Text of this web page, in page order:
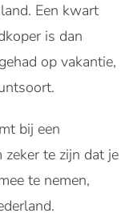
Een kwart
is dan
op vakantie,
bij een
te zijn dat je
te nemen,